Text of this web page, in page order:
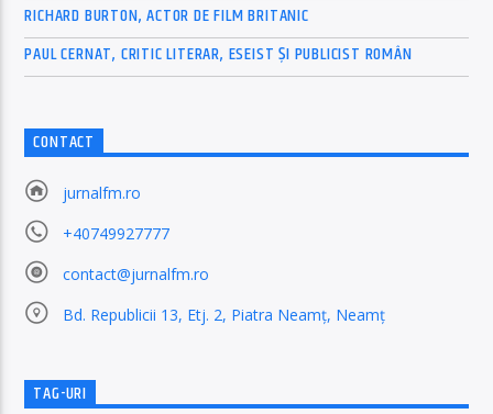
RICHARD BURTON, ACTOR DE FILM BRITANIC
PAUL CERNAT, CRITIC LITERAR, ESEIST ȘI PUBLICIST ROMÂN
CONTACT
jurnalfm.ro
+40749927777
contact@jurnalfm.ro
Bd. Republicii 13, Etj. 2, Piatra Neamț, Neamț
TAG-URI